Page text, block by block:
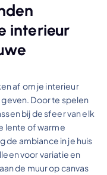
interieur
af om je interieur
Door te spelen
bij de sfeer van elk
lente of warme
de ambiance in je huis
voor variatie en
de muur op canvas